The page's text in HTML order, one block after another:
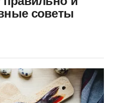
советы